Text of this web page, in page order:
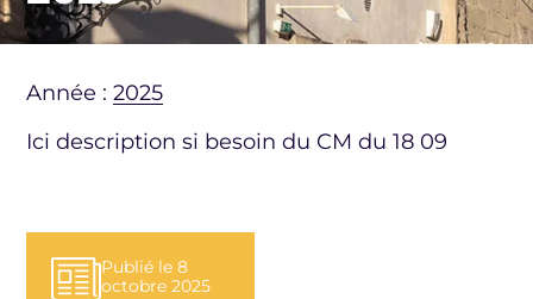
Année :2025
Ici description si besoin du CM du 18 09
Publié le 8
octobre 2025